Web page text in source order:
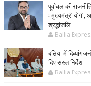
पूर्वांचल की
: मुख्यमंत्री
श्रद्धांजलि
Ballia
बलिया में
दिए सख्त निर्देश
Ballia